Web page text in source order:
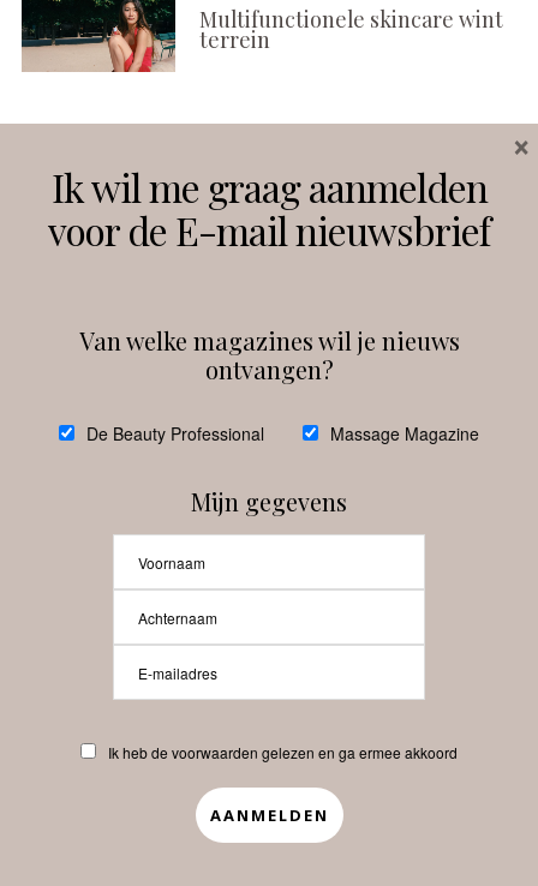
Multifunctionele skincare wint
terrein
Instagram Facebook
debeautyprofessional
Beauty-Pro.nl
Abonneren Contact
APP
Ik wil me graag aanmelden
voor de E-mail nieuwsbrief
Van welke magazines wil je nieuws
ontvangen?
De Beauty Professional Massage Magazine
Mijn gegevens
Ik heb de voorwaarden gelezen en ga ermee akkoord
×